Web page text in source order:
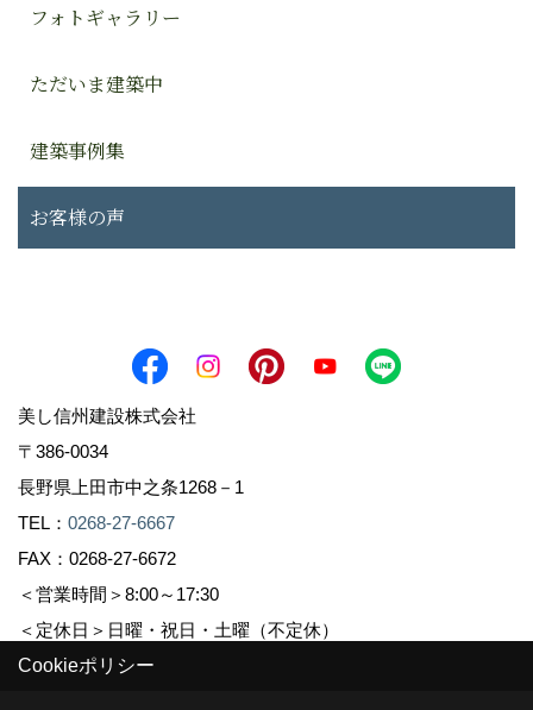
フォトギャラリー
ただいま建築中
建築事例集
お客様の声
美し信州建設株式会社
〒386-0034
長野県上田市中之条1268－1
TEL： 0268-27-6667
FAX：0268-27-6672
＜営業時間＞8:00～17:30
＜定休日＞日曜・祝日・土曜（不定休）
Cookieポリシー